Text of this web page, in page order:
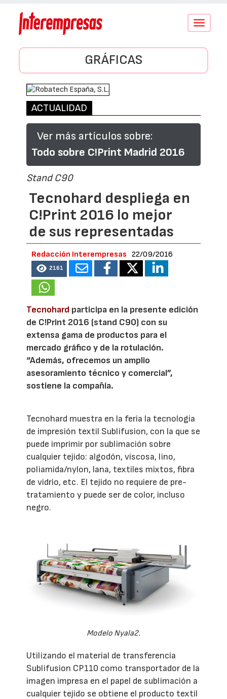
Conmutar
GRÁFICAS
ACTUALIDAD
Ver más artículos sobre:
Todo sobre C!Print Madrid 2016
Stand C90
Tecnohard despliega en
C!Print 2016 lo mejor
de sus representadas
Redacción Interempresas 22/09/2016
2161
Tecnohard participa en la presente edición
de C!Print 2016 (stand C90) con su
extensa gama de productos para el
mercado gráfico y de la rotulación.
“Además, ofrecemos un amplio
asesoramiento técnico y comercial”,
sostiene la compañía.
Tecnohard muestra en la feria la tecnología
de impresión textil Sublifusion, con la que se
puede imprimir por sublimación sobre
cualquier tejido: algodón, viscosa, lino,
poliamida/nylon, lana, textiles mixtos, fibra
de vidrio, etc. El tejido no requiere de pre-
tratamiento y puede ser de color, incluso
negro.
Modelo Nyala2.
Utilizando el material de transferencia
Sublifusion CP110 como transportador de la
imagen impresa en el papel de sublimación a
cualquier tejido se obtiene el producto textil